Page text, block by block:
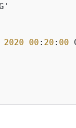
2020 00 : 20 : 00